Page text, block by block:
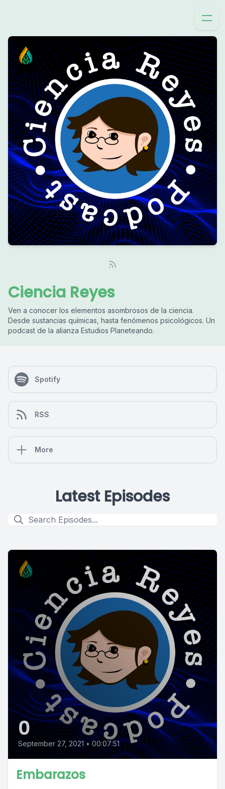
Ciencia Reyes
Ven a conocer los elementos asombrosos de la ciencia.
Desde sustancias químicas, hasta fenómenos psicológicos. Un
podcast de la alianza Estudios Planeteando.
Spotify
RSS
More
Latest Episodes
0
September 27, 2021 • 00:07:51
Embarazos